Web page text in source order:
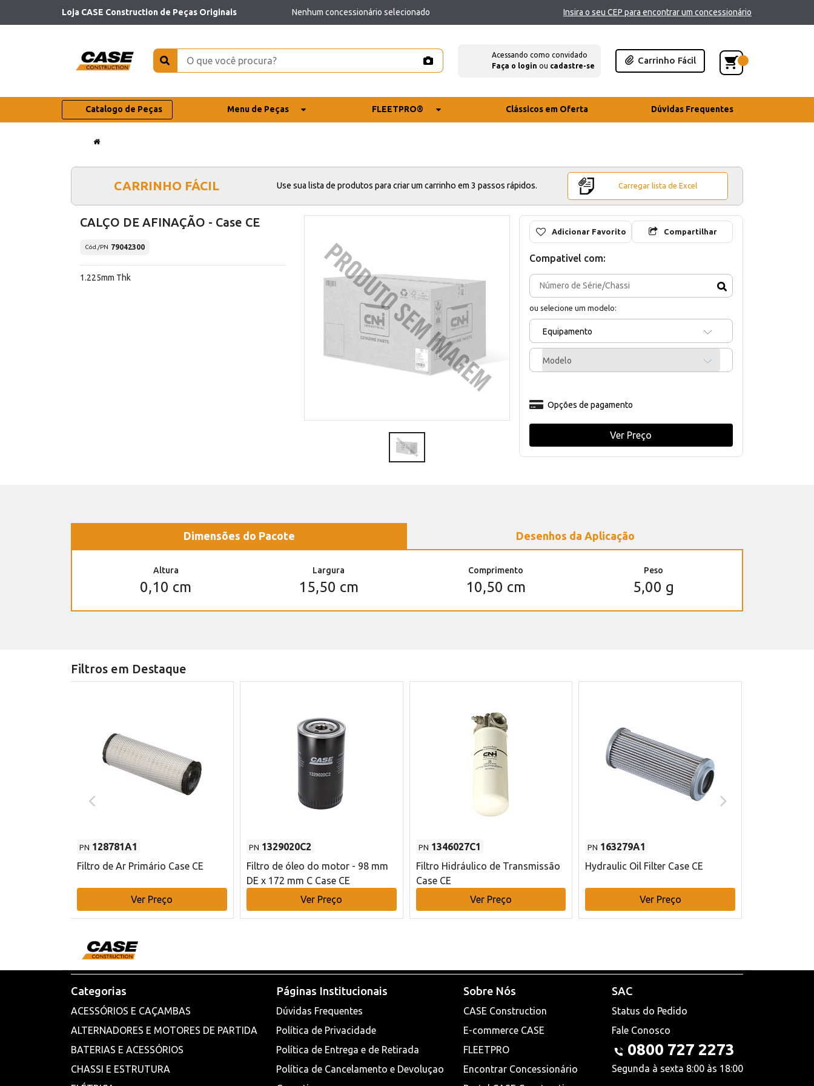
Loja CASE Construction de Peças Originais Nenhum concessionário selecionado Insira o seu CEP para encontrar um concessionário
Acessando como convidado
Faça o login ou cadastre-se
Carrinho Fácil
Catalogo de Peças Menu de Peças FLEETPRO® Clássicos em Oferta Dúvidas Frequentes
CARRINHO FÁCIL Use sua lista de produtos para criar um carrinho em 3 passos rápidos. Carregar lista de Excel
CALÇO DE AFINAÇÃO - Case CE
Cód./PN 79042300
1.225mm Thk
Adicionar Favorito Compartilhar
Compativel com:
ou selecione um modelo:
Equipamento
Modelo
Opções de pagamento
Ver Preço
Dimensões do Pacote Desenhos da Aplicação
Altura
0,10 cm
Largura
15,50 cm
Comprimento
10,50 cm
Peso
5,00 g
Filtros em Destaque
PN 128781A1
Filtro de Ar Primário Case CE
Ver Preço
PN 1329020C2
Filtro de óleo do motor - 98 mm
DE x 172 mm C Case CE
Ver Preço
PN 1346027C1
Filtro Hidráulico de Transmissão
Case CE
Ver Preço
PN 163279A1
Hydraulic Oil Filter Case CE
Ver Preço
Categorias
ACESSÓRIOS E CAÇAMBAS
ALTERNADORES E MOTORES DE PARTIDA
BATERIAS E ACESSÓRIOS
CHASSI E ESTRUTURA
Páginas Institucionais
Dúvidas Frequentes
Política de Privacidade
Política de Entrega e de Retirada
Política de Cancelamento e Devoluçao
Sobre Nós
CASE Construction
E-commerce CASE
FLEETPRO
Encontrar Concessionário
SAC
Status do Pedido
Fale Conosco
0800 727 2273
Segunda à sexta 8:00 às 18:00